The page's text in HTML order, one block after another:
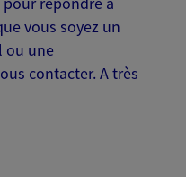
vous soyez un
ou une
contacter. A très